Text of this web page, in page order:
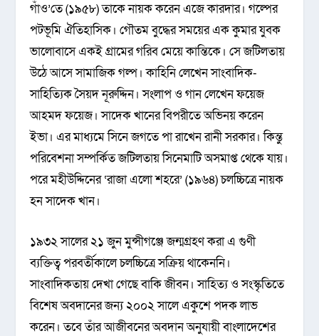
গাঁও’তে (১৯৫৮) তাকে নায়ক করেন এজে কারদার। গল্পের
পটভূমি ঐতিহাসিক। গৌতম বুদ্ধের সময়ের এক কুমার যুবক
ভালোবাসে একই গ্রামের গরিব মেয়ে কান্তিকে। সে জটিলতায়
উঠে আসে সামাজিক গল্প। কাহিনি লেখেন সাংবাদিক-
সাহিত্যিক সৈয়দ নূরুদ্দিন। সংলাপ ও গান লেখেন ফয়েজ
আহমদ ফয়েজ। সাদেক খানের বিপরীতে অভিনয় করেন
ইভা। এর মাধ্যমে সিনে জগতে পা রাখেন রানী সরকার। কিন্তু
পরিবেশনা সম্পর্কিত জটিলতায় সিনেমাটি অসমাপ্ত থেকে যায়।
পরে মহীউদ্দিনের ‘রাজা এলো শহরে’ (১৯৬৪) চলচ্চিত্রে নায়ক
হন সাদেক খান।
১৯৩২ সালের ২১ জুন মুন্সীগঞ্জে জন্মগ্রহণ করা এ গুণী
ব্যক্তিত্ব পরবর্তীকালে চলচ্চিত্রে সক্রিয় থাকেননি।
সাংবাদিকতায় দেখা গেছে বাকি জীবন। সাহিত্য ও সংস্কৃতিতে
বিশেষ অবদানের জন্য ২০০২ সালে একুশে পদক লাভ
করেন। তবে তাঁর আজীবনের অবদান অনুযায়ী বাংলাদেশের